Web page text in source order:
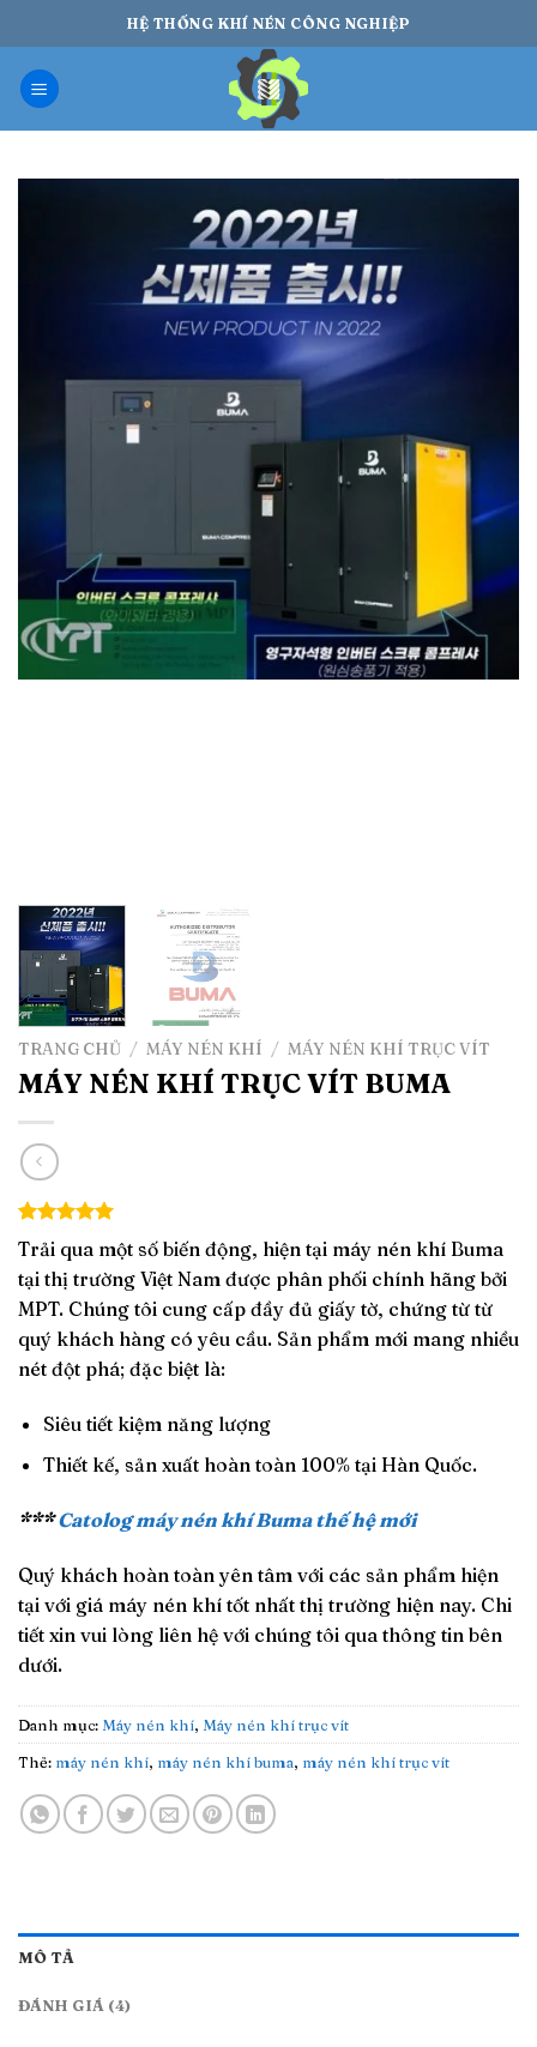
qua
nội
dung
HỆ THỐNG KHÍ NÉN CÔNG NGHIỆP
TRANG CHỦ / MÁY NÉN KHÍ / MÁY NÉN KHÍ TRỤC VÍT
MÁY NÉN KHÍ TRỤC VÍT BUMA
5.00 trên 5
dựa trên
4
đánh giá
Trải qua một số biến động, hiện tại máy nén khí Buma
tại thị trường Việt Nam được phân phối chính hãng bởi
MPT. Chúng tôi cung cấp đầy đủ giấy tờ, chứng từ từ
quý khách hàng có yêu cầu. Sản phẩm mới mang nhiều
nét đột phá; đặc biệt là:
Siêu tiết kiệm năng lượng
Thiết kế, sản xuất hoàn toàn 100% tại Hàn Quốc.
***Catolog máy nén khí Buma thế hệ mới
Quý khách hoàn toàn yên tâm với các sản phẩm hiện
tại với giá máy nén khí tốt nhất thị trường hiện nay. Chi
tiết xin vui lòng liên hệ với chúng tôi qua thông tin bên
dưới.
Danh mục: Máy nén khí, Máy nén khí trục vít
Thẻ: máy nén khí, máy nén khí buma, máy nén khí trục vít
MÔ TẢ
ĐÁNH GIÁ (4)